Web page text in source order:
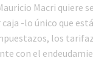
Macri quiere
-lo único que
los
con el